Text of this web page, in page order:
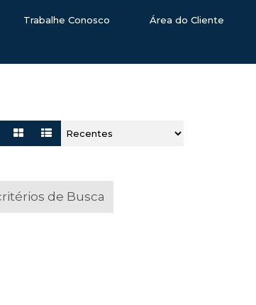
Trabalhe Conosco Área do Cliente
de Busca